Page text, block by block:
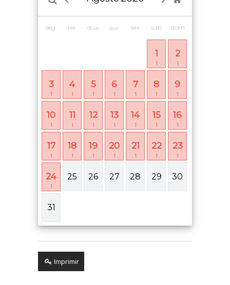
seg. ter. qua. qui. sex. sáb. dom.
1
1
2
1
3
1
4
1
5
1
6
1
7
1
8
1
9
1
10
1
11
1
12
1
13
1
14
1
15
1
16
1
17
1
18
1
19
1
20
1
21
1
22
1
23
1
24
1
25 26 27 28 29 30
31
Imprimir